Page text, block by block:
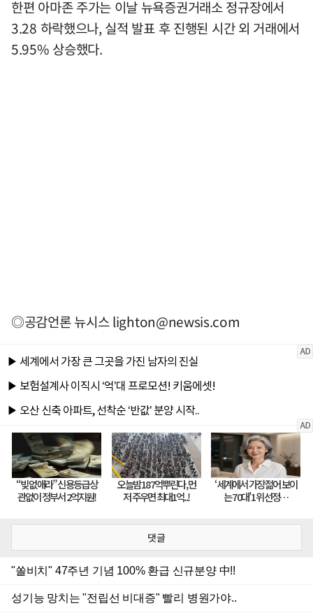
한편 아마존 주가는 이날 뉴욕증권거래소 정규장에서
3.28 하락했으나, 실적 발표 후 진행된 시간 외 거래에서
5.95% 상승했다.
◎공감언론 뉴시스lighton@newsis.com
댓글